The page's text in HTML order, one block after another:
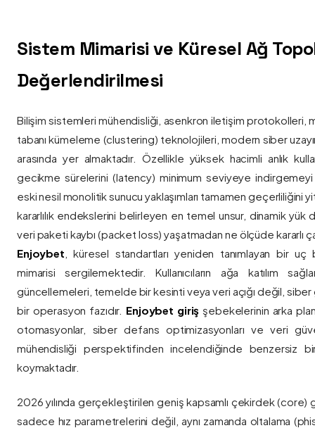
Sistem Mimarisi ve Küresel Ağ
Değerlendirilmesi
Bilişim sistemleri mühendisliği, asenkron iletişim protokolleri,
tabanı kümeleme (clustering) teknolojileri, modern siber
arasında yer almaktadır. Özellikle yüksek hacimli anlık
gecikme sürelerini (latency) minimum seviyeye
eski nesil monolitik sunucu yaklaşımları tamamen geçerliliğini
kararlılık endekslerini belirleyen en temel unsur, dinamik yük
veri paketi kaybı (packet loss) yaşatmadan ne ölçüde kararlı
Enjoybet , küresel standartları yeniden tanımlayan bir
mimarisi sergilemektedir. Kullanıcıların ağa katılım
güncellemeleri, temelde bir kesinti veya veri açığı değil, siber
bir operasyon fazıdır. Enjoybet giriş şebekelerinin arka
otomasyonlar, siber defans optimizasyonları ve veri
mühendisliği perspektifinden incelendiğinde benzersiz
koymaktadır.
2026 yılında gerçekleştirilen geniş kapsamlı çekirdek
sadece hız parametrelerini değil, aynı zamanda oltalama